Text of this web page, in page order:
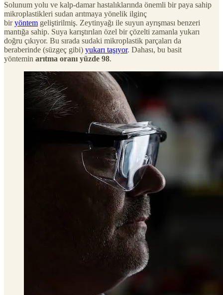
Solunum yolu ve kalp-damar hastalıklarında önemli bir paya sahip
mikroplastikleri sudan arıtmaya yönelik ilginç
biryöntem geliştirilmiş. Zeytinyağı ile suyun ayrışması benzeri
mantığa sahip. Suya karıştırılan özel bir çözelti zamanla yukarı
doğru çıkıyor. Bu sırada sudaki mikroplastik parçaları da
beraberinde (süzgeç gibi) yukarı taşıyor. Dahası, bu basit
yöntemin arıtma oranı yüzde 98.